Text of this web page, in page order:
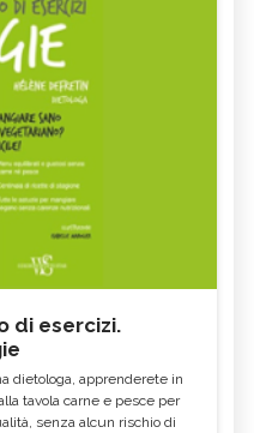
di esercizi.
dietologa, apprenderete in
tavola carne e pesce per
senza alcun rischio di